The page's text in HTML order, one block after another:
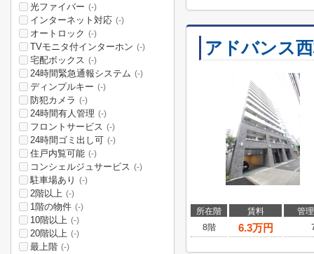
アドバンス
所在階 賃料
管
8階
6.3万円
光ファイバー (-)
インターネット対応 (-)
オートロック (-)
TVモニタ付インターホン (-)
宅配ボックス (-)
24時間緊急通報システム (-)
ディンプルキー (-)
防犯カメラ (-)
24時間有人管理 (-)
フロントサービス (-)
24時間ゴミ出し可 (-)
住戸内覧可能 (-)
コンシェルジュサービス (-)
駐車場あり (-)
2階以上 (-)
1階の物件 (-)
10階以上 (-)
20階以上 (-)
最上階 (-)